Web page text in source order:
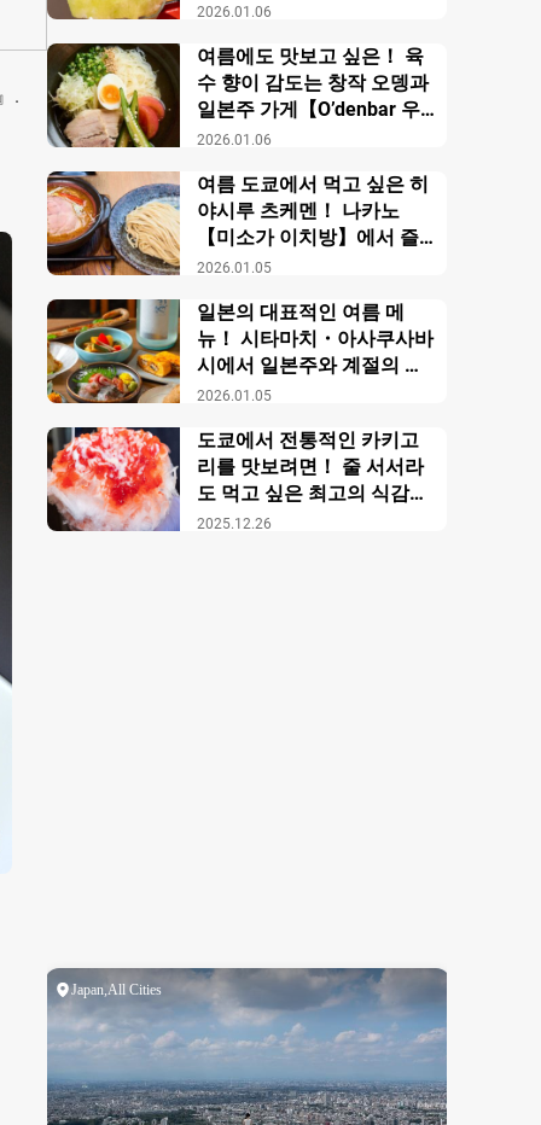
.
2026.01.06
2026.01.06
여름에도 맛보고 싶은！ 육
수 향이 감도는 창작 오뎅과
일본주 가게【O’denbar 우
마미 아자부주반】
2026.01.05
여름 도쿄에서 먹고 싶은 히
야시루 츠케멘！ 나카노
【미소가 이치방】에서 즐
기는 창작 미소 라멘
2026.01.05
일본의 대표적인 여름 메
뉴！ 시타마치・아사쿠사바
시에서 일본주와 계절의 미
각을 만끽【니혼슈 바루 카
2025.12.26
도쿄에서 전통적인 카키고
리를 맛보려면！ 줄 서서라
도 먹고 싶은 최고의 식감의
비밀【우에노 카키고리 센